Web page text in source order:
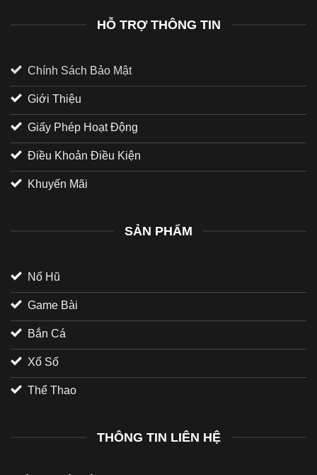
HỖ TRỢ THÔNG TIN
Chính Sách Bảo Mật
Giới Thiệu
Giấy Phép Hoạt Động
Điều Khoản Điều Kiện
Khuyến Mãi
SẢN PHẨM
Nổ Hũ
Game Bài
Bắn Cá
Xổ Số
Thể Thao
THÔNG TIN LIÊN HỆ